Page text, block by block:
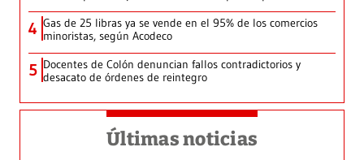
4 Gas de 25 libras ya se vende en el 95% de los comercios
minoristas, según Acodeco
5 Docentes de Colón denuncian fallos contradictorios y
desacato de órdenes de reintegro
Últimas noticias